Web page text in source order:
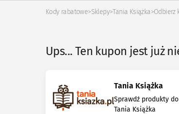
Kody rabatowe>Sklepy>Tania Książka>Odbierz
Ups... Ten kupon jest już
Tania Książka
Sprawdź produkty do
Tania Książka